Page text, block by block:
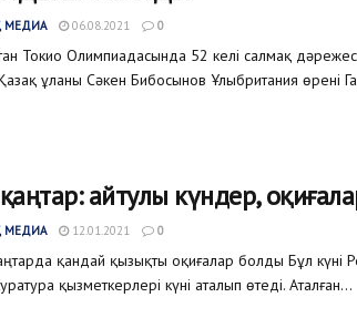
МЕДИА 06.08.2021 0
Токио Олимпиадасында 52 келі салмақ
Қазақ ұланы Сәкен Бибосынов Ұлыбритания өрені
айтулы күндер,
МЕДИА 12.01.2021 0
қандай қызықты оқиғалар болды Бұл
қызметкерлері күні аталып өтеді. Аталған...